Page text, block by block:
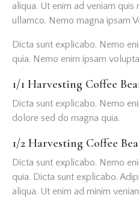
aliqua. Ut enim ad veniam
ullamco. Nemo magna ipsam
Dicta sunt explicabo. Nemo
quia. Nemo enim ipsam
1/1 Harvesting Сoffee
Dicta sunt explicabo. Nemo
dolore sed do magna quia.
1/2 Harvesting Сoffee
Dicta sunt explicabo. Nemo
quia. Dicta sunt explicabo.
aliqua. Ut enim ad minim